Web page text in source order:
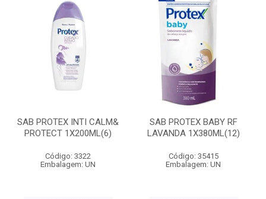
SAB PROTEX INTI CALM&
PROTECT 1X200ML(6)
Código: 3322
Embalagem: UN
SAB PROTEX BABY RF
LAVANDA 1X380ML(12)
Código: 35415
Embalagem: UN